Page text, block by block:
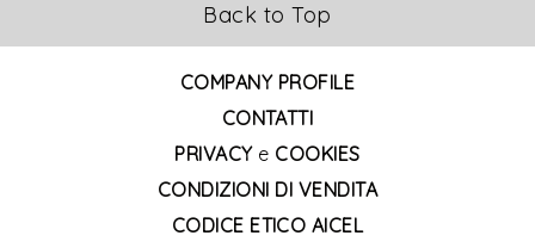
Back to Top
COMPANY PROFILE
CONTATTI
PRIVACYe COOKIES
CONDIZIONI DI VENDITA
CODICE ETICO AICEL